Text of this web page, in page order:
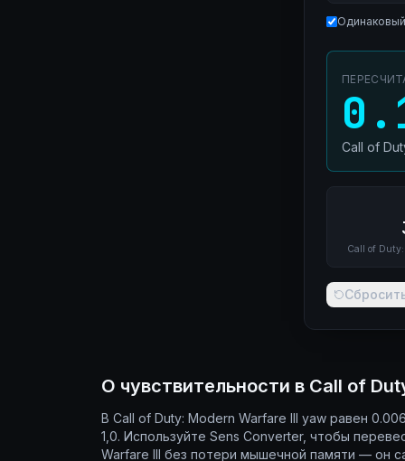
Call of
Call of
О чувствительности в Call of
В Call of Duty: Modern Warfare III yaw равен
1,0. Используйте Sens Converter, чтобы
Warfare III без потери мышечной памяти — он